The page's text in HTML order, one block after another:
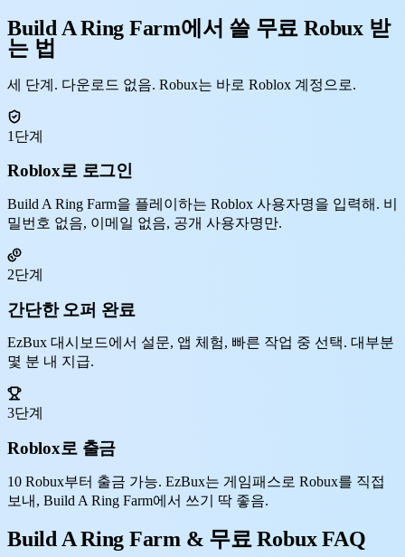
Build A Ring Farm에서 쓸 무료 Robux 받
는 법
세 단계. 다운로드 없음. Robux는 바로 Roblox 계정으로.
1단계
Roblox로 로그인
Build A Ring Farm을 플레이하는 Roblox 사용자명을 입력해. 비
밀번호 없음, 이메일 없음, 공개 사용자명만.
2단계
간단한 오퍼 완료
EzBux 대시보드에서 설문, 앱 체험, 빠른 작업 중 선택. 대부분
몇 분 내 지급.
3단계
Roblox로 출금
10 Robux부터 출금 가능. EzBux는 게임패스로 Robux를 직접
보내, Build A Ring Farm에서 쓰기 딱 좋음.
Build A Ring Farm & 무료 Robux FAQ